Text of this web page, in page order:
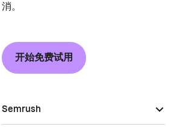
消。
开始免费试用
Semrush